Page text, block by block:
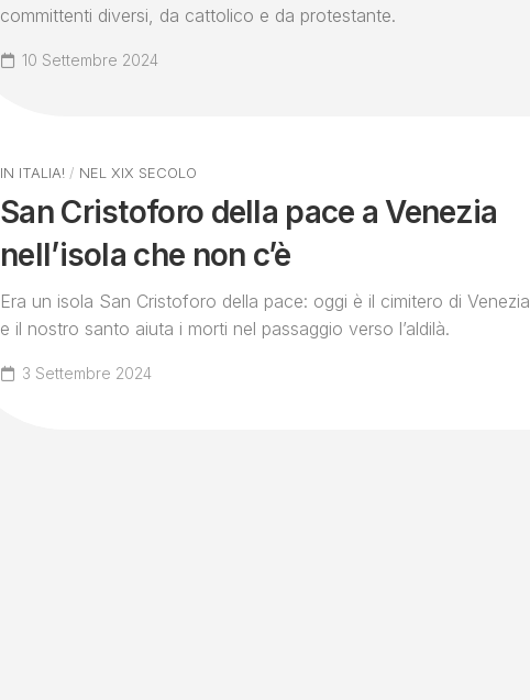
committenti diversi, da cattolico e da protestante.
10 Settembre 2024
IN ITALIA! / NEL XIX SECOLO
San Cristoforo della pace a Venezia
nell’isola che non c’è
Era un isola San Cristoforo della pace: oggi è il cimitero di Venezia
e il nostro santo aiuta i morti nel passaggio verso l’aldilà.
3 Settembre 2024